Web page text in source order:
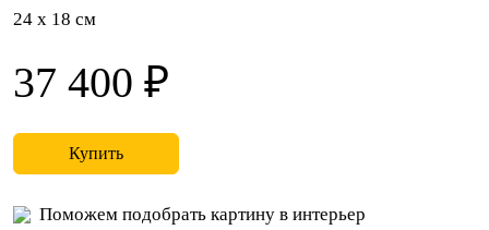
24 x 18 см
37 400 ₽
Купить
Поможем подобрать картину в интерьер